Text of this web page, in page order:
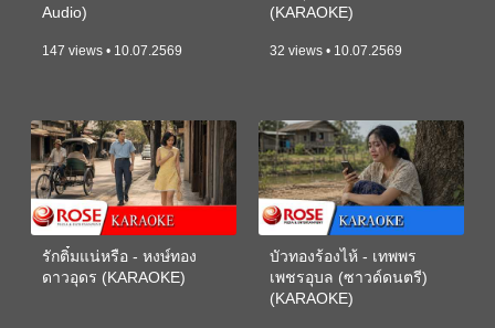
Audio)
147 views • 10.07.2569
(KARAOKE)
32 views • 10.07.2569
รักติ๋มแน่หรือ - หงษ์ทอง
ดาวอุดร (KARAOKE)
บัวทองร้องไห้ - เทพพร
เพชรอุบล (ซาวด์ดนตรี)
(KARAOKE)